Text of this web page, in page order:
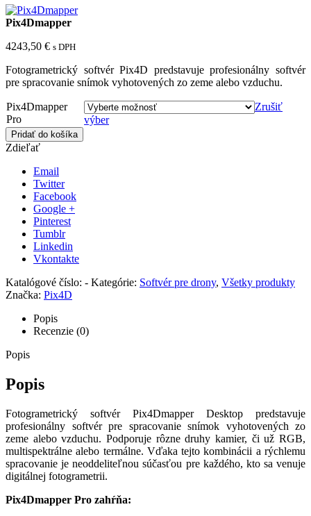
Pix4Dmapper
4243,50 € s DPH
Fotogrametrický softvér Pix4D predstavuje profesionálny softvér
pre spracovanie snímok vyhotovených zo zeme alebo vzduchu.
Pix4Dmapper
Pro
Zrušiť
výber
Pridať do košíka
Zdieľať
Email
Twitter
Facebook
Google +
Pinterest
Tumblr
Linkedin
Vkontakte
Katalógové číslo: - Kategórie: Softvér pre drony, Všetky produkty
Značka: Pix4D
Popis
Recenzie (0)
Popis
Popis
Fotogrametrický softvér Pix4Dmapper Desktop predstavuje
profesionálny softvér pre spracovanie snímok vyhotovených zo
zeme alebo vzduchu. Podporuje rôzne druhy kamier, či už RGB,
multispektrálne alebo termálne. Vďaka tejto kombinácii a rýchlemu
spracovanie je neoddeliteľnou súčasťou pre každého, kto sa venuje
digitálnej fotogrametrii.
Pix4Dmapper Pro zahŕňa: